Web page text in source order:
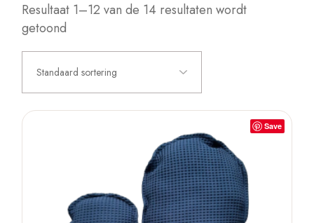
Resultaat 1–12 van de 14 resultaten wordt
getoond
Standaard sortering
Save